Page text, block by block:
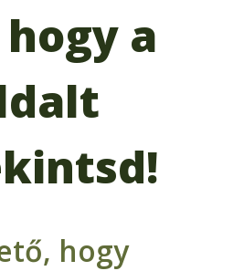
a
hogy